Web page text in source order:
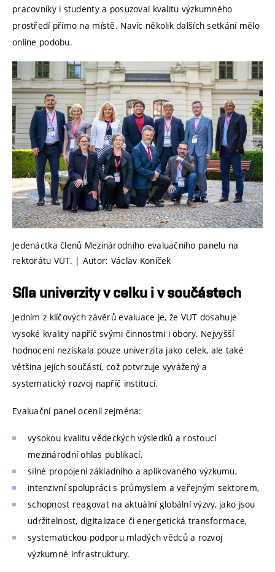
pracovníky i studenty a posuzoval kvalitu výzkumného
prostředí přímo na místě. Navíc několik dalších setkání mělo
online podobu.
Jedenáctka členů Mezinárodního evaluačního panelu na
rektorátu VUT. | Autor: Václav Koníček
Síla univerzity v celku i v součástech
Jedním z klíčových závěrů evaluace je, že VUT dosahuje
vysoké kvality napříč svými činnostmi i obory. Nejvyšší
hodnocení nezískala pouze univerzita jako celek, ale také
většina jejích součástí, což potvrzuje vyvážený a
systematický rozvoj napříč institucí.
Evaluační panel ocenil zejména:
vysokou kvalitu vědeckých výsledků a rostoucí
mezinárodní ohlas publikací,
silné propojení základního a aplikovaného výzkumu,
intenzivní spolupráci s průmyslem a veřejným sektorem,
schopnost reagovat na aktuální globální výzvy, jako jsou
udržitelnost, digitalizace či energetická transformace,
systematickou podporu mladých vědců a rozvoj
výzkumné infrastruktury.